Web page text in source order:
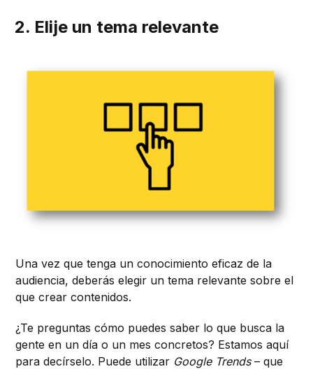
2. Elije un tema relevante
Una vez que tenga un conocimiento eficaz de la
audiencia, deberás elegir un tema relevante sobre el
que crear contenidos.
¿Te preguntas cómo puedes saber lo que busca la
gente en un día o un mes concretos? Estamos aquí
para decírselo. Puede utilizar Google Trends– que